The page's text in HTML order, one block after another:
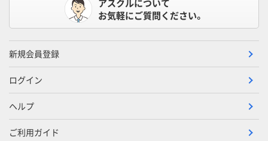
アスクルについて
お気軽にご質問ください。
新規会員登録
ログイン
ヘルプ
ご利用ガイド